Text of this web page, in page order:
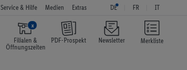
Merkliste
Service & Hilfe Medien Extras DE FR IT
x
Filialen &
Öffnungszeiten
PDF-Prospekt Newsletter